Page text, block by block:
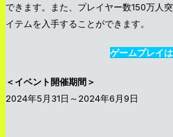
できます。また、プレイヤー数150万人
イテムを入手することができます。
ゲームプレイ
＜イベント開催期間＞
2024年5月31日～2024年6月9日